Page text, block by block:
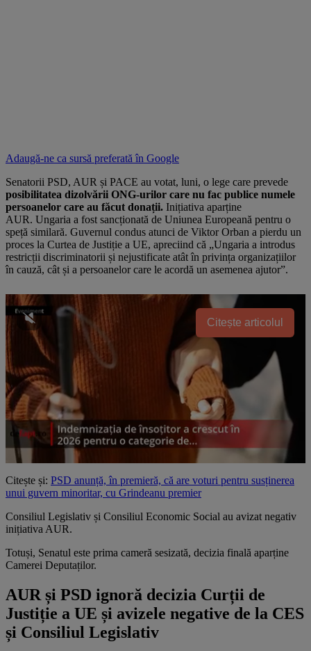
Adaugă-ne ca sursă preferată în Google
Senatorii PSD, AUR și PACE au votat, luni, o lege care prevede
posibilitatea dizolvării ONG-urilor care nu fac publice numele
persoanelor care au făcut donații. Inițiativa aparține
AUR. Ungaria a fost sancționată de Uniunea Europeană pentru o
speță similară. Guvernul condus atunci de Viktor Orban a pierdu un
proces la Curtea de Justiție a UE, apreciind că „Ungaria a introdus
restricții discriminatorii și nejustificate atât în privința organizațiilor
în cauză, cât și a persoanelor care le acordă un asemenea ajutor”.
Citește articolul
Citește și: PSD anunță, în premieră, că are voturi pentru susținerea
unui guvern minoritar, cu Grindeanu premier
Consiliul Legislativ și Consiliul Economic Social au avizat negativ
inițiativa AUR.
Totuși, Senatul este prima cameră sesizată, decizia finală aparține
Camerei Deputaților.
AUR și PSD ignoră decizia Curții de
Justiție a UE și avizele negative de la CES
și Consiliul Legislativ